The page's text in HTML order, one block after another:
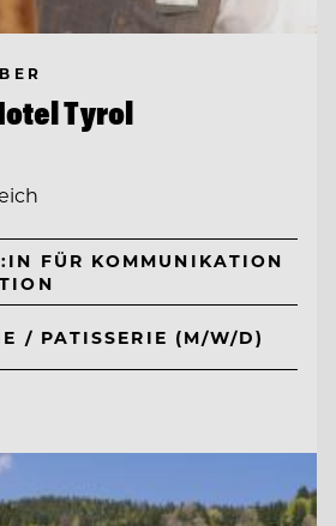
Tyrol
FÜR KOMMUNIKATION
/ PATISSERIE (M/W/D)